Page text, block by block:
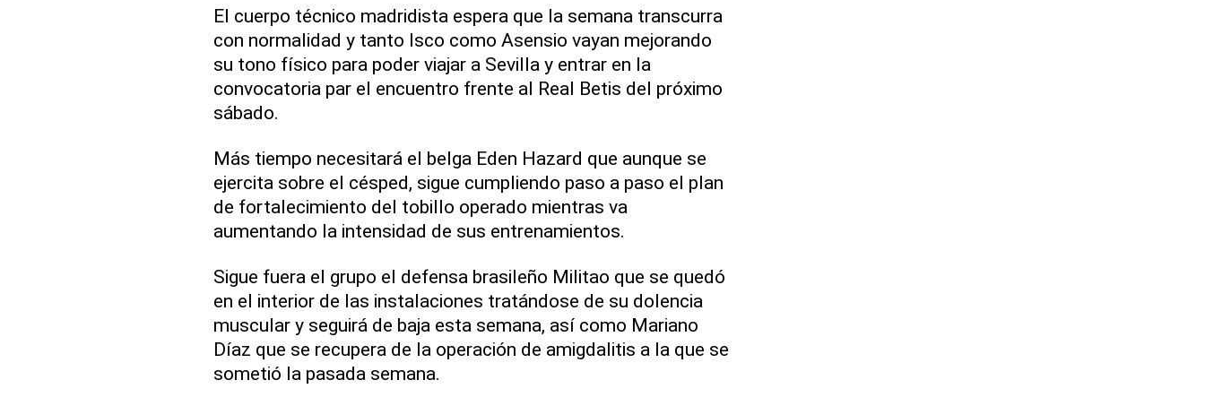
El cuerpo técnico madridista espera que la semana transcurra
con normalidad y tanto Isco como Asensio vayan mejorando
su tono físico para poder viajar a Sevilla y entrar en la
convocatoria par el encuentro frente al Real Betis del próximo
sábado.
Más tiempo necesitará el belga Eden Hazard que aunque se
ejercita sobre el césped, sigue cumpliendo paso a paso el plan
de fortalecimiento del tobillo operado mientras va
aumentando la intensidad de sus entrenamientos.
Sigue fuera el grupo el defensa brasileño Militao que se quedó
en el interior de las instalaciones tratándose de su dolencia
muscular y seguirá de baja esta semana, así como Mariano
Díaz que se recupera de la operación de amigdalitis a la que se
sometió la pasada semana.